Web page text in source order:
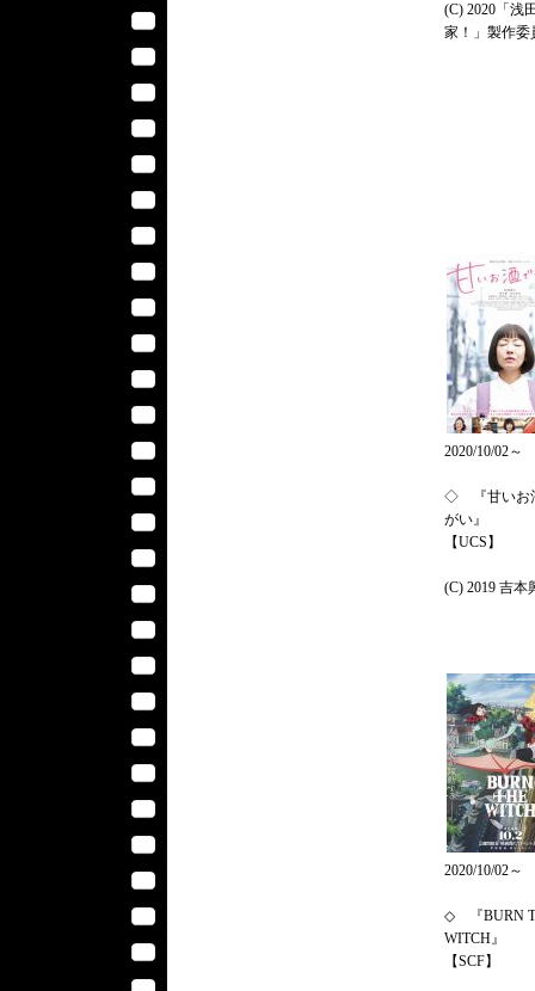
(C) 2020「浅
家！」製作委
2020/10/02～
◇ 『甘いお
がい』
【UCS】
(C) 2019 吉本
2020/10/02～
◇ 『BURN
WITCH』
【SCF】